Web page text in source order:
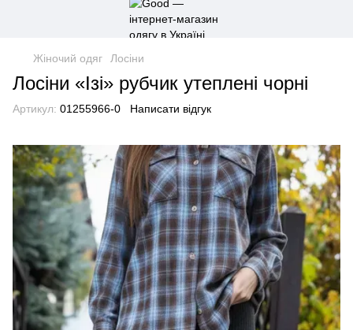
Жіночий одяг Лосіни
Лосіни «Ізі» рубчик утеплені чорні
Артикул: 01255966-0 Написати відгук